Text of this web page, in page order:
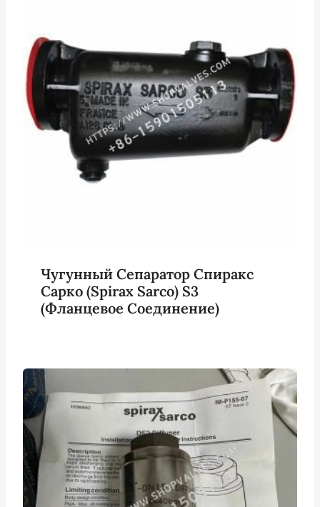
Чугунный Сепаратор Спиракс
Сарко (Spirax Sarco) S3
(фланцевое Соединение)